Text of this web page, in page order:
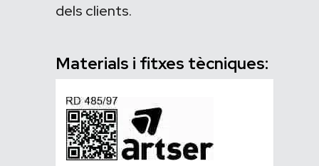
dels clients.
Materials i fitxes tècniques: